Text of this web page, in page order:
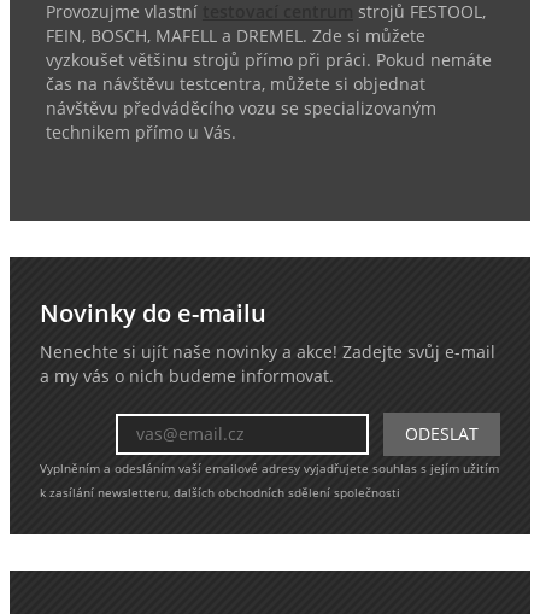
Provozujme vlastní
strojů FESTOOL,
FEIN, BOSCH, MAFELL a DREMEL. Zde si můžete
vyzkoušet většinu strojů přímo při práci. Pokud nemáte
čas na návštěvu testcentra, můžete si objednat
návštěvu předváděcího vozu se specializovaným
technikem přímo u Vás.
Novinky do e-mailu
Nenechte si ujít naše novinky a akce! Zadejte svůj e-mail
a my vás o nich budeme informovat.
Vyplněním a odesláním vaší emailové adresy vyjadřujete souhlas s jejím užitím
k zasílání newsletteru, dalších obchodních sdělení společnosti